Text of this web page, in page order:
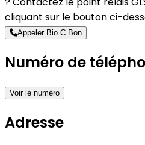
cliquant sur le bouton ci-
Appeler Bio C Bon
Numéro de
Voir le numéro
Adresse